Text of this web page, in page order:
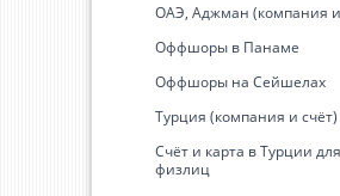
ОАЭ, Аджман (компания и
Оффшоры в Панаме
Оффшоры на Сейшелах
Турция (компания и счёт)
Счёт и карта в Турции для
физлиц